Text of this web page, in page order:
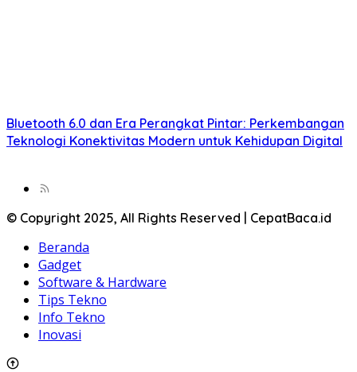
Bluetooth 6.0 dan Era Perangkat Pintar: Perkembangan
Teknologi Konektivitas Modern untuk Kehidupan Digital
© Copyright 2025, All Rights Reserved | CepatBaca.id
Beranda
Gadget
Software & Hardware
Tips Tekno
Info Tekno
Inovasi